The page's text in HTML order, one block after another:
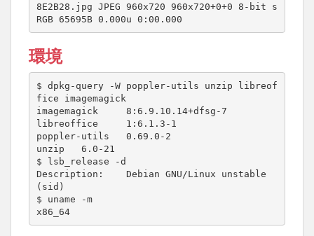
8E2B28.jpg JPEG 960x720 960x720+0+0 8-bit s
RGB 65695B 0.000u 0:00.000
環境
$ dpkg-query -W poppler-utils unzip libreof
fice imagemagick
imagemagick     8:6.9.10.14+dfsg-7
libreoffice     1:6.1.3-1
poppler-utils   0.69.0-2
unzip   6.0-21
$ lsb_release -d
Description:    Debian GNU/Linux unstable
(sid)
$ uname -m
x86_64